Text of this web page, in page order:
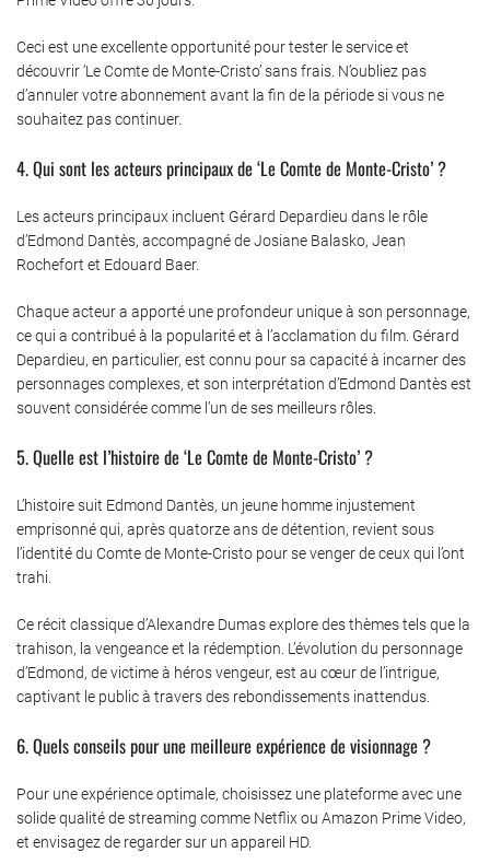
Ceci est une excellente opportunité pour tester le service et
découvrir ‘Le Comte de Monte-Cristo’ sans frais. N’oubliez pas
d’annuler votre abonnement avant la fin de la période si vous ne
souhaitez pas continuer.
4. Qui sont les acteurs principaux de ‘Le Comte de Monte-Cristo’ ?
Les acteurs principaux incluent Gérard Depardieu dans le rôle
d’Edmond Dantès, accompagné de Josiane Balasko, Jean
Rochefort et Edouard Baer.
Chaque acteur a apporté une profondeur unique à son personnage,
ce qui a contribué à la popularité et à l’acclamation du film. Gérard
Depardieu, en particulier, est connu pour sa capacité à incarner des
personnages complexes, et son interprétation d’Edmond Dantès est
souvent considérée comme l’un de ses meilleurs rôles.
5. Quelle est l’histoire de ‘Le Comte de Monte-Cristo’ ?
L’histoire suit Edmond Dantès, un jeune homme injustement
emprisonné qui, après quatorze ans de détention, revient sous
l’identité du Comte de Monte-Cristo pour se venger de ceux qui l’ont
trahi.
Ce récit classique d’Alexandre Dumas explore des thèmes tels que la
trahison, la vengeance et la rédemption. L’évolution du personnage
d’Edmond, de victime à héros vengeur, est au cœur de l’intrigue,
captivant le public à travers des rebondissements inattendus.
6. Quels conseils pour une meilleure expérience de visionnage ?
Pour une expérience optimale, choisissez une plateforme avec une
solide qualité de streaming comme Netflix ou Amazon Prime Video,
et envisagez de regarder sur un appareil HD.